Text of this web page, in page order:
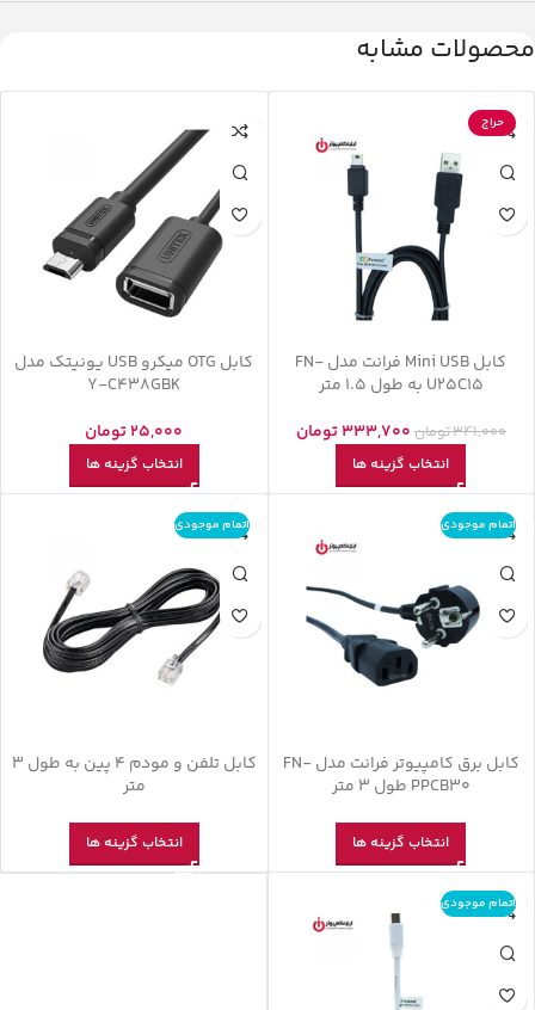
محصولات مشابه
حراج
کابل Mini USB فرانت مدل FN-
U25C15 به طول 1.5 متر
341,000تومان 333,700تومان
انتخاب گزینه ها
کابل OTG میکرو USB یونیتک مدل
Y-C438GBK
25,000تومان
انتخاب گزینه ها
اتمام موجودی
کابل برق کامپیوتر فرانت مدل FN-
PPCB30 طول 3 متر
انتخاب گزینه ها
اتمام موجودی
کابل تلفن و مودم 4 پین به طول 3
متر
انتخاب گزینه ها
اتمام موجودی